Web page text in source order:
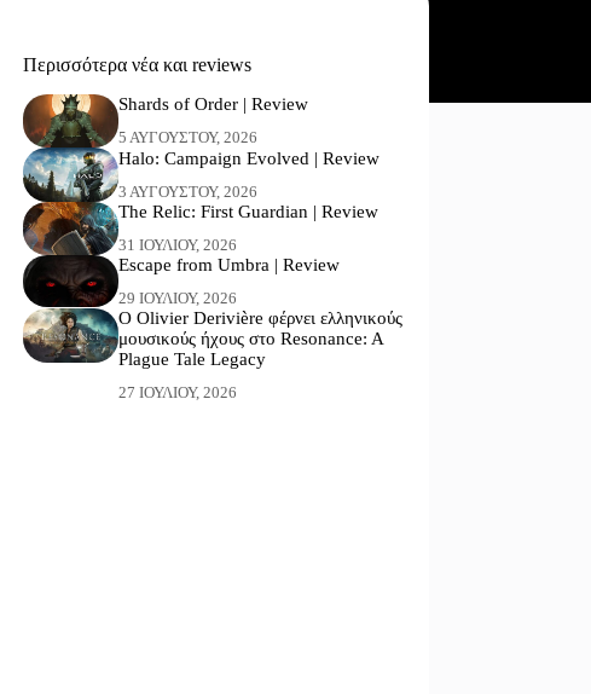
Περισσότερα νέα και reviews
Shards of Order | Review
5 ΑΥΓΟΎΣΤΟΥ, 2026
Halo: Campaign Evolved | Review
3 ΑΥΓΟΎΣΤΟΥ, 2026
The Relic: First Guardian | Review
31 ΙΟΥΛΊΟΥ, 2026
Escape from Umbra | Review
29 ΙΟΥΛΊΟΥ, 2026
Ο Olivier Derivière φέρνει ελληνικούς
μουσικούς ήχους στο Resonance: A
Plague Tale Legacy
27 ΙΟΥΛΊΟΥ, 2026